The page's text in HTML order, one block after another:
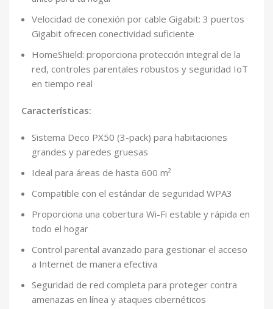
Velocidad de conexión por cable Gigabit: 3 puertos
Gigabit ofrecen conectividad suficiente
HomeShield: proporciona protección integral de la
red, controles parentales robustos y seguridad IoT
en tiempo real
Características:
Sistema Deco PX50 (3-pack) para habitaciones
grandes y paredes gruesas
Ideal para áreas de hasta 600 m²
Compatible con el estándar de seguridad WPA3
Proporciona una cobertura Wi-Fi estable y rápida en
todo el hogar
Control parental avanzado para gestionar el acceso
a Internet de manera efectiva
Seguridad de red completa para proteger contra
amenazas en línea y ataques cibernéticos